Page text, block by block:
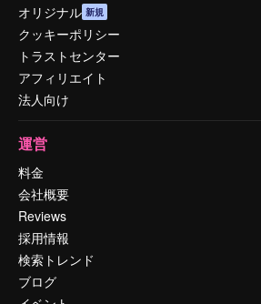
オリジナル 新規
クッキーポリシー
トラストセンター
アフィリエイト
法人向け
運営
料金
会社概要
Reviews
採用情報
検索トレンド
ブログ